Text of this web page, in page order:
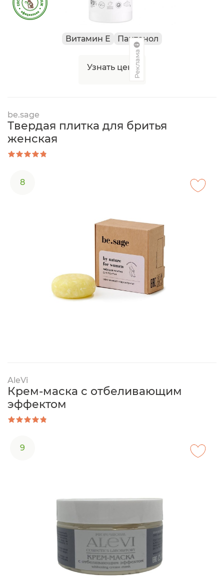
Витамин Е Пантенол
Узнать ценуРеклама
be.sage
Твердая плитка для бритья
женская
8
AleVi
Крем-маска с отбеливающим
эффектом
9